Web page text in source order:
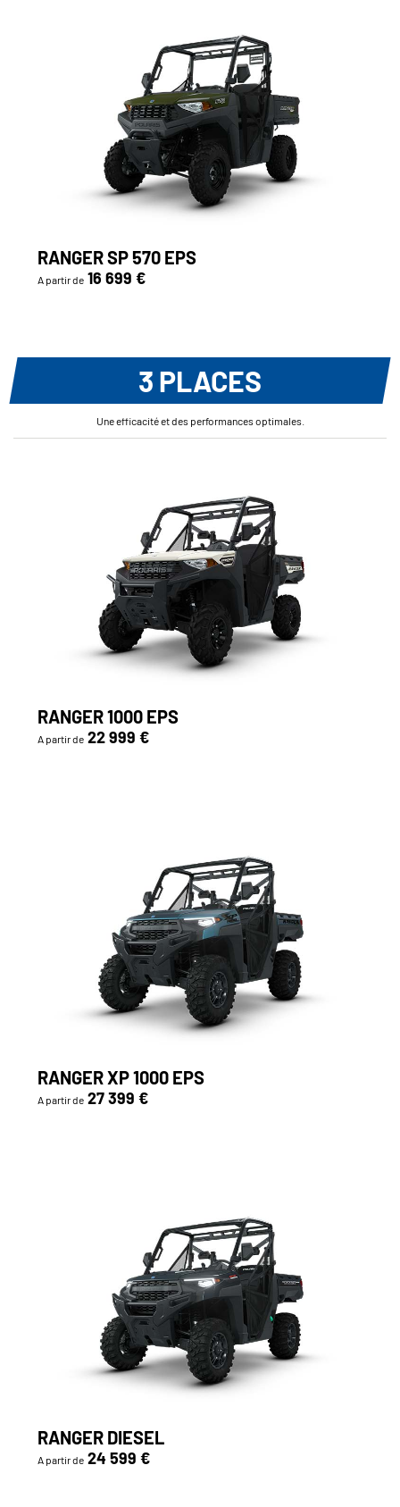
RANGER SP 570 EPS
A partir de 16 699 €
3 PLACES
Une efficacité et des performances optimales.
RANGER 1000 EPS
A partir de 22 999 €
RANGER XP 1000 EPS
A partir de 27 399 €
RANGER DIESEL
A partir de 24 599 €